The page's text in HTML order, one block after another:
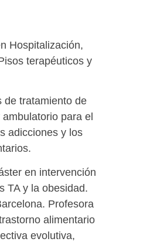
Hospitalización,
terapéuticos y
de tratamiento de
para el
adicciones y los
en intervención
TA y la obesidad.
Profesora
alimentario
evolutiva,